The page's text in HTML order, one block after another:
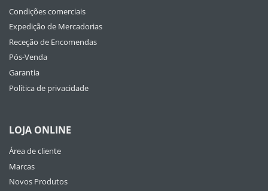
Condições comerciais
Expedição de Mercadorias
Receção de Encomendas
Pós-Venda
Garantia
Política de privacidade
LOJA ONLINE
Área de cliente
Marcas
Novos Produtos